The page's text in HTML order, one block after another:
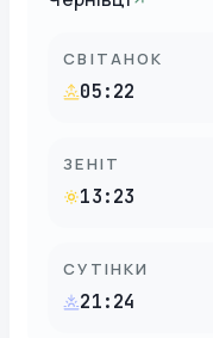
СВІТАНОК
05:22
ЗЕНІТ
13:23
СУТІНКИ
21:24